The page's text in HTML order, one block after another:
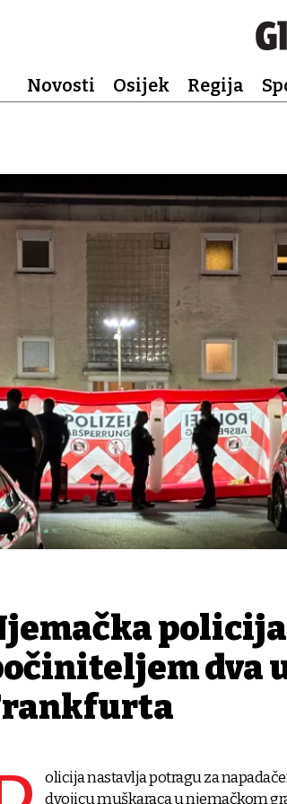
Novosti Osijek Regija
dva
olicija nastavlja potragu za
dvojicu muškaraca u njemačkom